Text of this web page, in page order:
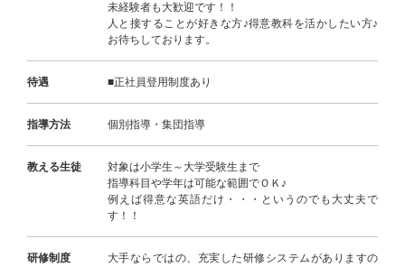
未経験者も大歓迎です！！
人と接することが好きな方♪得意教科を活かしたい方♪
お待ちしております。
待遇 ■正社員登用制度あり
指導方法 個別指導・集団指導
教える生徒
対象は小学生～大学受験生まで
指導科目や学年は可能な範囲でＯＫ♪
例えば得意な英語だけ・・・というのでも大丈夫で
す！！
研修制度
大手ならではの、充実した研修システムがありますの